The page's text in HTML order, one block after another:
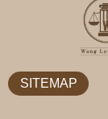
SITEMAP